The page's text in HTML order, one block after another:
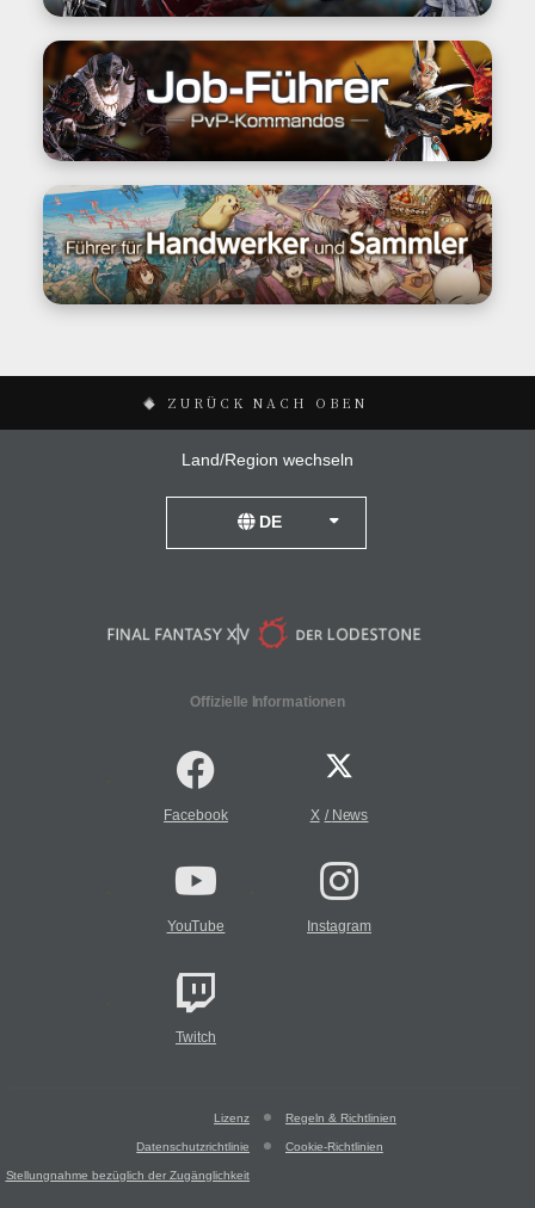
ZURÜCK NACH OBEN
Land/Region wechseln
DE
France
Offizielle Informationen
Facebook X / News
YouTube Instagram
Twitch
Lizenz Regeln & Richtlinien
Datenschutzrichtlinie Cookie-Richtlinien
Stellungnahme bezüglich der Zugänglichkeit